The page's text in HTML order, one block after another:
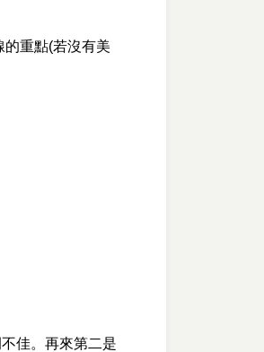
重點(若沒有美
佳。再來第二是